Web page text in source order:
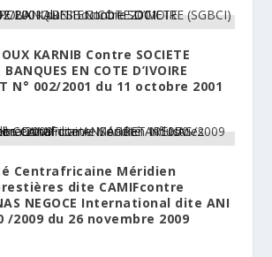
KARNIB Contre SOCIETE
BANQUES EN COTE D’IVOIRE
N° 002/2001 du 11 octobre 2001
Centrafricaine Méridien
dite CAMIFcontre
NEGOCE International dite ANI
/2009 du 26 novembre 2009